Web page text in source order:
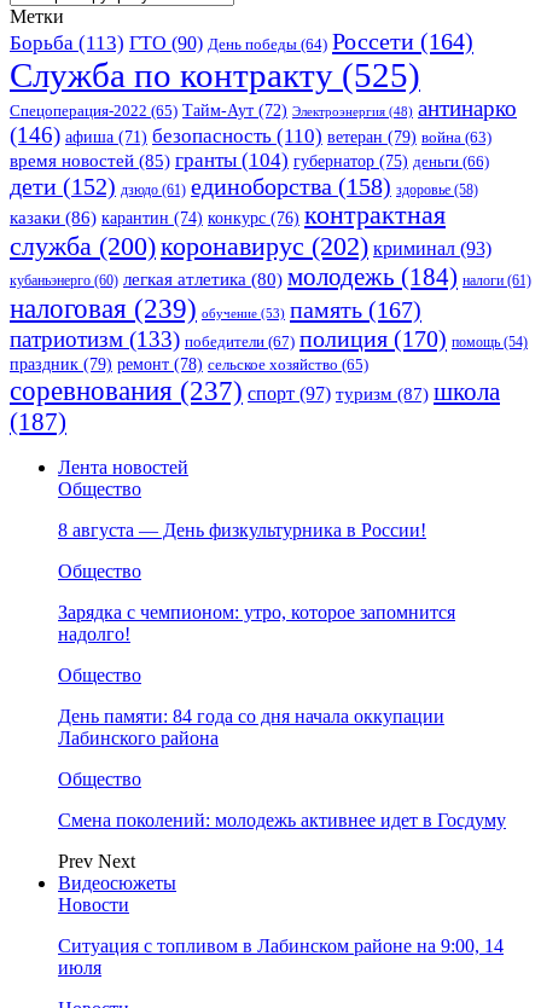
Метки
Борьба (113) ГТО (90) День победы (64) Россети (164)
Служба по контракту (525)
Спецоперация-2022 (65) Тайм-Аут (72) Электроэнергия (48) антинарко
(146) афиша (71) безопасность (110) ветеран (79) война (63)
время новостей (85) гранты (104) губернатор (75) деньги (66)
дети (152) дзюдо (61) единоборства (158) здоровье (58)
казаки (86) карантин (74) конкурс (76) контрактная
служба (200)коронавирус (202) криминал (93)
кубаньэнерго (60) легкая атлетика (80) молодежь (184) налоги (61)
налоговая (239) обучение (53) память (167)
патриотизм (133) победители (67) полиция (170) помощь (54)
праздник (79) ремонт (78) сельское хозяйство (65)
соревнования (237) спорт (97) туризм (87) школа
(187)
Лента новостей
Общество
8 августа — День физкультурника в России!
Общество
Зарядка с чемпионом: утро, которое запомнится
надолго!
Общество
День памяти: 84 года со дня начала оккупации
Лабинского района
Общество
Смена поколений: молодежь активнее идет в Госдуму
Prev Next
Видеосюжеты
Новости
Ситуация с топливом в Лабинском районе на 9:00, 14
июля